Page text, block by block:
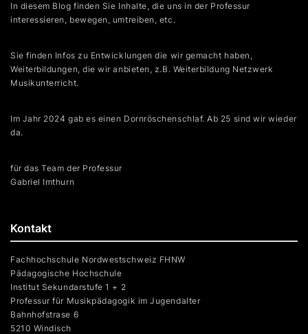
Kontakt
Fachhochschule Nordwestschweiz FHNW
Pädagogische Hochschule
Institut Sekundarstufe 1 + 2
Professur für Musikpädagogik im Jugendalter
Bahnhofstrase 6
5210 Windisch
In diesem Blog finden Sie Inhalte, die uns in der Professur
interessieren, bewegen, umtreiben, etc.
Sie finden Infos zu Entwicklungen die wir gemacht haben,
Weiterbildungen, die wir anbieten, z.B. Weiterbildung Netzwerk
Musikunterricht.
Im Jahr 2024 gab es einen Dornröschenschlaf. Ab 25 sind wir wieder
da.
für das Team der Professur
Gabriel Imthurn